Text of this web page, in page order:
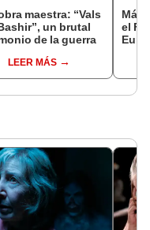
maestra: “Vals
un brutal
de la guerra
LEER MÁS
Más
el